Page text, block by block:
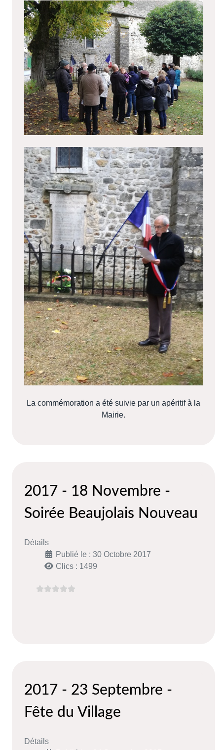
La commémoration a été suivie par un apéritif à la
Mairie.
2017 - 18 Novembre -
Soirée Beaujolais Nouveau
Détails
Publié le : 30 Octobre 2017
Clics : 1499
2017 - 23 Septembre -
Fête du Village
Détails